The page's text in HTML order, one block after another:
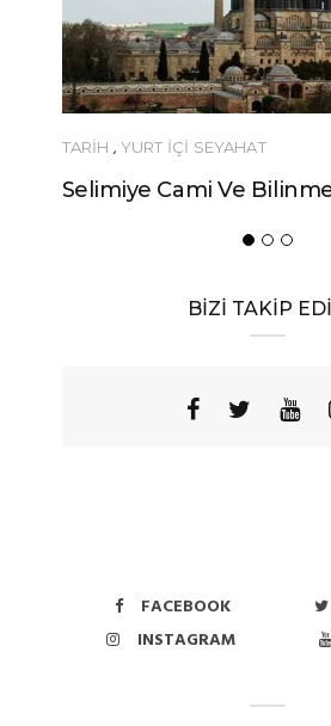
TARİH , YURT İÇİ SEYAHAT
Selimiye Cami Ve
BİZİ TAKİP
FACEBOOK
INSTAGRAM